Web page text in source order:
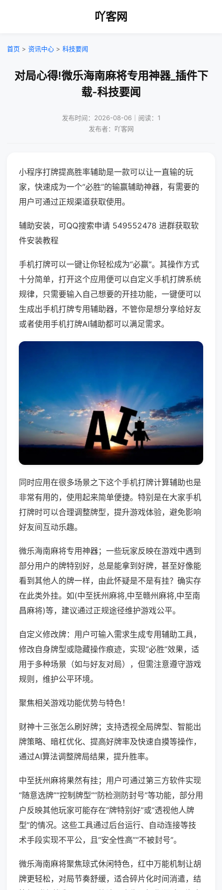
吖客网
首页 > 资讯中心 > 科技要闻
对局心得!微乐海南麻将专用神器_插件下
载-科技要闻
发布时间：2026-08-06｜阅读：1
发布者：吖客网
小程序打牌提高胜率辅助是一款可以让一直输的玩
家，快速成为一个“必胜”的输赢辅助神器，有需要的
用户可通过正规渠道获取使用。
辅助安装，可QQ搜索申请 549552478 进群获取软
件安装教程
手机打牌可以一键让你轻松成为“必赢”。其操作方式
十分简单，打开这个应用便可以自定义手机打牌系统
规律，只需要输入自己想要的开挂功能，一键便可以
生成出手机打牌专用辅助器，不管你是想分享给好友
或者使用手机打牌AI辅助都可以满足需求。
同时应用在很多场景之下这个手机打牌计算辅助也是
非常有用的，使用起来简单便捷。特别是在大家手机
打牌时可以合理调整牌型，提升游戏体验，避免影响
好友间互动乐趣。
微乐海南麻将专用神器；一些玩家反映在游戏中遇到
部分用户的牌特别好，总是能拿到好牌，甚至好像能
看到其他人的牌一样，由此怀疑是不是有挂？确实存
在此类外挂。如(中至抚州麻将,中至赣州麻将,中至南
昌麻将)等，建议通过正规途径维护游戏公平。
自定义修改牌：用户可输入需求生成专用辅助工具，
修改自身牌型或隐藏操作痕迹，实现“必胜”效果，适
用于多种场景（如与好友对局），但需注意遵守游戏
规则，维护公平环境。
聚焦相关游戏功能优势与特色！
财神十三张怎么刷好牌；支持透视全局牌型、智能出
牌策略、暗杠优化、提高好牌率及快速自摸等操作，
通过AI算法调整牌局结果，提升胜率。
中至抚州麻将果然有挂；用户可通过第三方软件实现
“随意选牌”“控制牌型”“防检测防封号”等功能，部分用
户反映其他玩家可能存在“牌特别好”或“透视他人牌
型”的情况。这些工具通过后台运行、自动连接等技
术手段实现不平公，且“安全性高”“不被封号”。
微乐海南麻将聚焦琼式休闲特色，红中万能机制让胡
牌更轻松，对局节奏舒缓，适合碎片化时间消遣，结